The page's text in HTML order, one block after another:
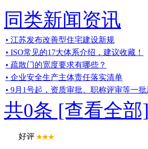
同类新闻资讯
• 江苏发布改善型住宅建设新规
• ISO常见的17大体系介绍，建议收藏！
• 疏散门的宽度要求有哪些？
• 企业安全生产主体责任落实清单
• 9月1号起，资质审批、职称评审等一
共0条 [查看全部]